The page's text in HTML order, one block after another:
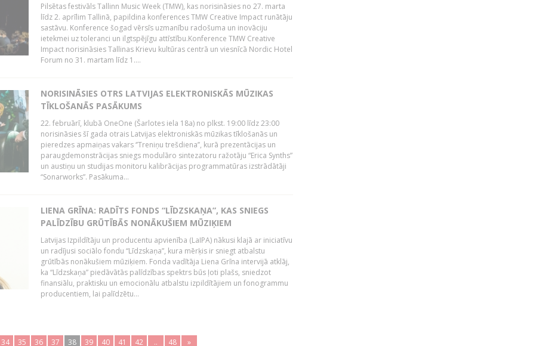
Pilsētas festivāls Tallinn Music Week (TMW), kas norisināsies no 27. marta
līdz 2. aprīlim Tallinā, papildina konferences TMW Creative Impact runātāju
sastāvu. Konference šogad vērsīs uzmanību radošuma un inovāciju
ietekmei uz toleranci un ilgtspējīgu attīstību.Konference TMW Creative
Impact norisināsies Tallinas Krievu kultūras centrā un viesnīcā Nordic Hotel
Forum no 31. martam līdz 1....
NORISINĀSIES OTRS LATVIJAS ELEKTRONISKĀS MŪZIKAS
TĪKLOŠANĀS PASĀKUMS
22. februārī, klubā OneOne (Šarlotes iela 18a) no plkst. 19:00 līdz 23:00
norisināsies šī gada otrais Latvijas elektroniskās mūzikas tīklošanās un
pieredzes apmaiņas vakars ‘’Treniņu trešdiena’’, kurā prezentācijas un
paraugdemonstrācijas sniegs modulāro sintezatoru ražotāju “Erica Synths”
un austiņu un studijas monitoru kalibrācijas programmatūras izstrādātāji
“Sonarworks”. Pasākuma...
LIENA GRĪNA: RADĪTS FONDS “LĪDZSKAŅA”, KAS SNIEGS
PALĪDZĪBU GRŪTĪBĀS NONĀKUŠIEM MŪZIĶIEM
Latvijas Izpildītāju un producentu apvienība (LaIPA) nākusi klajā ar iniciatīvu
un radījusi sociālo fondu “Līdzskaņa”, kura mērķis ir sniegt atbalstu
grūtībās nonākušiem mūziķiem. Fonda vadītāja Liena Grīna intervijā atklāj,
ka “Līdzskaņa” piedāvātās palīdzības spektrs būs ļoti plašs, sniedzot
finansiālu, praktisku un emocionālu atbalstu izpildītājiem un fonogrammu
producentiem, lai palīdzētu...
34 35 36 37 38 39 40 41 42 .. 48 »